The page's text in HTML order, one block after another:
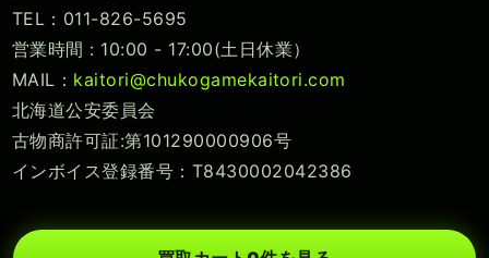
TEL：011-826-5695
営業時間 : 10:00 - 17:00(土日休業）
MAIL： kaitori@chukogamekaitori.com
北海道公安委員会
古物商許可証:第101290000906号
インボイス登録番号：T8430002042386